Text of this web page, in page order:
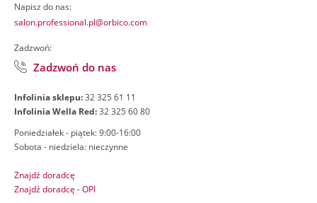
Napisz do nas:
salon.professional.pl@orbico.com
Zadzwoń:
Zadzwoń do nas
Infolinia sklepu:32 325 61 11
Infolinia Wella Red:32 325 60 80
Poniedziałek - piątek: 9:00-16:00
Sobota - niedziela: nieczynne
Znajdź doradcę
Znajdź doradcę - OPI